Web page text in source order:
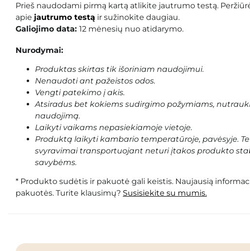
Prieš naudodami pirmą kartą atlikite jautrumo testą.
apie jautrumo testą ir sužinokite daugiau.
Galiojimo data: 12 mėnesių nuo atidarymo.
Nurodymai:
Produktas skirtas tik išoriniam naudojimui.
Nenaudoti ant pažeistos odos.
Vengti patekimo į akis.
Atsiradus bet kokiems sudirgimo požymiams,
naudojimą.
Laikyti vaikams nepasiekiamoje vietoje.
Produktą laikyti kambario temperatūroje, pavėsyje.
svyravimai transportuojant neturi įtakos produkto
savybėms.
* Produkto sudėtis ir pakuotė gali keistis. Naujausią
pakuotės. Turite klausimų? Susisiekite su mumis.